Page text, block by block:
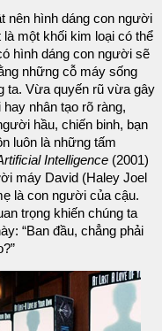
nên hình dáng con người
một khối kim loại có thể
hình dáng con người sẽ
những cỗ máy sống
ta. Vừa quyến rũ vừa gây
nhân tạo rõ ràng,
hầu, chiến binh, bạn
luôn là những tấm
Intelligence (2001)
máy David (Haley Joel
là con người của cậu.
trọng khiến chúng ta
“Ban đầu, chẳng phải